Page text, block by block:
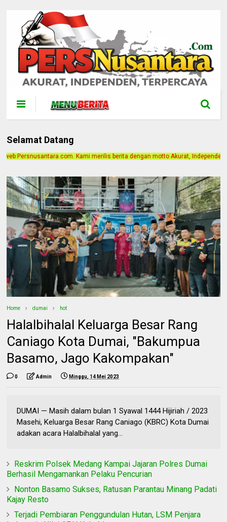
Selamat Datang
berita dengan motto Akurat, Independen, Terpercaya. Alamat Kantor
Home dumai hot
Halalbihalal Keluarga Besar Rang
Caniago Kota Dumai, "Bakumpua
Basamo, Jago Kakompakan"
0 Admin Minggu, 14 Mei 2023
DUMAI — Masih dalam bulan 1 Syawal 1444 Hijiriah / 2023
Masehi, Keluarga Besar Rang Caniago (KBRC) Kota Dumai
adakan acara Halalbihalal yang...
Reskrim Polsek Medang Kampai Jajaran Polres Dumai
Berhasil Mengamankan Pelaku Pencurian
Nonton Basamo Sukses, Ratusan Parantau Minang Padati
Kajay Resto
Terjadi Pembiaran Penggundulan Hutan, LSM Penjara